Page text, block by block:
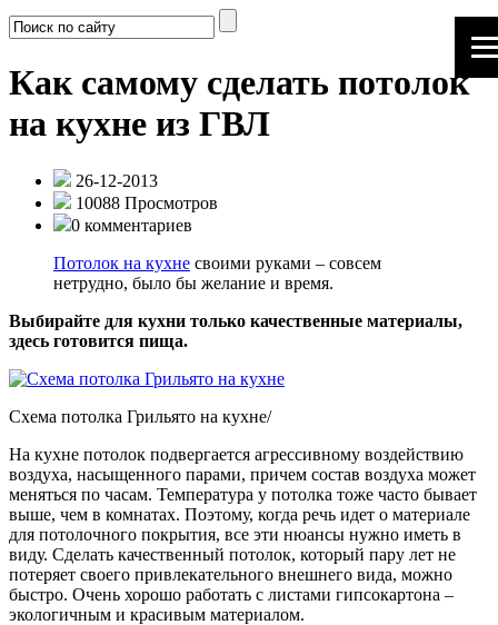
Как самому сделать потолок
на кухне из ГВЛ
26-12-2013
10088 Просмотров
0 комментариев
Потолок на кухне своими руками – совсем
нетрудно, было бы желание и время.
Выбирайте для кухни только качественные материалы,
здесь готовится пища.
Схема потолка Грильято на кухне/
На кухне потолок подвергается агрессивному воздействию
воздуха, насыщенного парами, причем состав воздуха может
меняться по часам. Температура у потолка тоже часто бывает
выше, чем в комнатах. Поэтому, когда речь идет о материале
для потолочного покрытия, все эти нюансы нужно иметь в
виду. Сделать качественный потолок, который пару лет не
потеряет своего привлекательного внешнего вида, можно
быстро. Очень хорошо работать с листами гипсокартона –
экологичным и красивым материалом.